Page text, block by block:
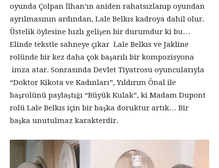
oyunda Çolpan İlhan’ın aniden rahatsızlanıp oyundan
ayrılmasının ardından, Lale Belkıs kadroya dahil olur.
Üstelik öylesine hızlı gelişen bir durumdur ki bu…
Elinde tekstle sahneye çıkar Lale Belkıs ve Jakline
rolünde bir kez daha çok başarılı bir kompozisyona
imza atar. Sonrasında Devlet Tiyatrosu oyuncularıyla
“Doktor Kikota ve Kadınları”, Yıldırım Önal ile
başrolünü paylaştığı “Büyük Kulak”, ki Madam Dupont
rolü Lale Belkıs için bir başka doruktur artık… Bir
başka unutulmaz karakterdir.